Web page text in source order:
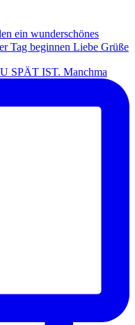
SPÄT IST. Manchma